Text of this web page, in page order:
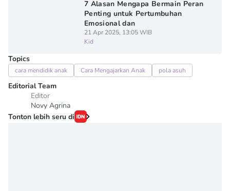
7 Alasan Mengapa Bermain Peran
Penting untuk Pertumbuhan
Emosional dan
21 Apr 2025, 13:05 WIB
Kid
Topics
cara mendidik anak Cara Mengajarkan Anak pola asuh
Editorial Team
Editor
Novy Agrina
Tonton lebih seru di